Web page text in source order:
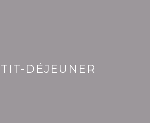
DÉJEUNER